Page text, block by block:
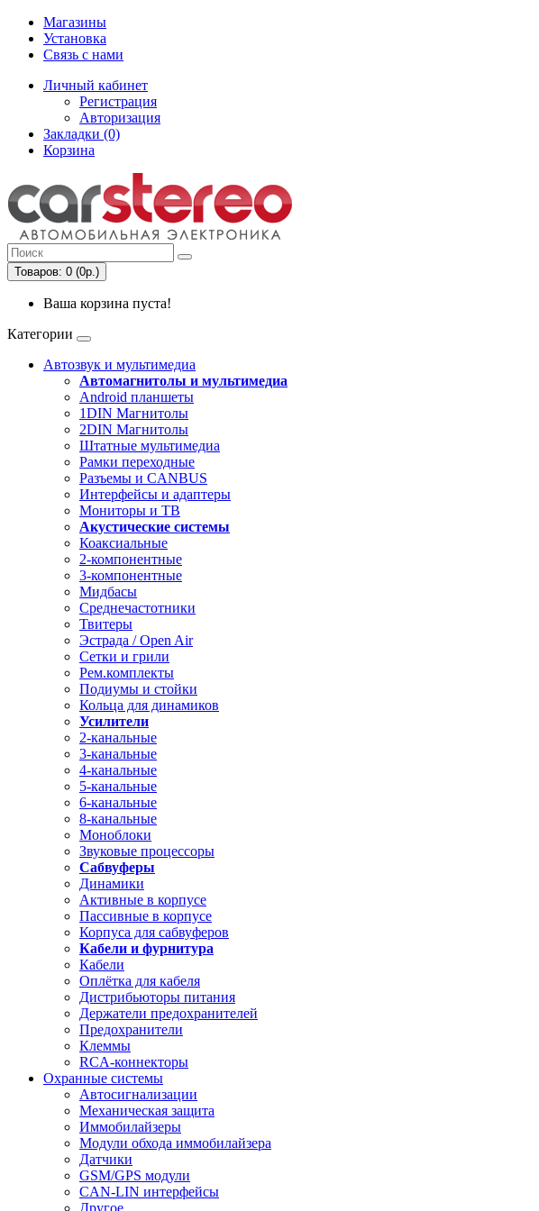
Магазины
Установка
Связь с нами
Личный кабинет
Регистрация
Авторизация
Закладки (0)
Корзина
Товаров: 0 (0р.)
Ваша корзина пуста!
Категории
Автозвук и мультимедиа
Автомагнитолы и мультимедиа
Android планшеты
1DIN Магнитолы
2DIN Магнитолы
Штатные мультимедиа
Рамки переходные
Разъемы и CANBUS
Интерфейсы и адаптеры
Мониторы и ТВ
Акустические системы
Коаксиальные
2-компонентные
3-компонентные
Мидбасы
Среднечастотники
Твитеры
Эстрада / Open Air
Сетки и грили
Рем.комплекты
Подиумы и стойки
Кольца для динамиков
Усилители
2-канальные
3-канальные
4-канальные
5-канальные
6-канальные
8-канальные
Моноблоки
Звуковые процессоры
Сабвуферы
Динамики
Активные в корпусе
Пассивные в корпусе
Корпуса для сабвуферов
Кабели и фурнитура
Кабели
Оплётка для кабеля
Дистрибьюторы питания
Держатели предохранителей
Предохранители
Клеммы
RCA-коннекторы
Охранные системы
Автосигнализации
Механическая защита
Иммобилайзеры
Модули обхода иммобилайзера
Датчики
GSM/GPS модули
CAN-LIN интерфейсы
Другое